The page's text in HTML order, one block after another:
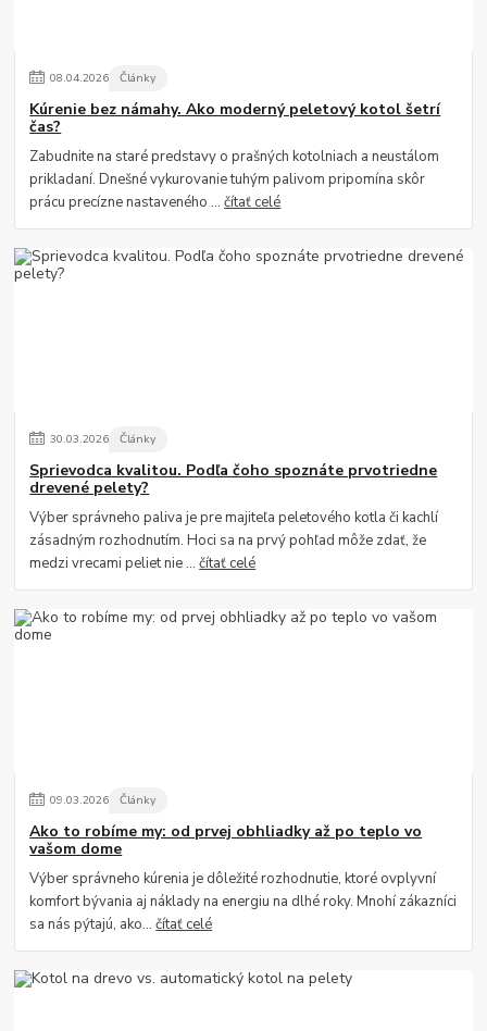
08.04.2026 Články
Kúrenie bez námahy. Ako moderný peletový kotol šetrí
čas?
Zabudnite na staré predstavy o prašných kotolniach a neustálom
prikladaní. Dnešné vykurovanie tuhým palivom pripomína skôr
prácu precízne nastaveného ...čítať celé
30.03.2026 Články
Sprievodca kvalitou. Podľa čoho spoznáte prvotriedne
drevené pelety?
Výber správneho paliva je pre majiteľa peletového kotla či kachlí
zásadným rozhodnutím. Hoci sa na prvý pohľad môže zdať, že
medzi vrecami peliet nie ...čítať celé
09.03.2026 Články
Ako to robíme my: od prvej obhliadky až po teplo vo
vašom dome
Výber správneho kúrenia je dôležité rozhodnutie, ktoré ovplyvní
komfort bývania aj náklady na energiu na dlhé roky. Mnohí zákazníci
sa nás pýtajú, ako...čítať celé